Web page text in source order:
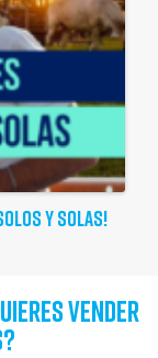
Y SOLAS!
vender